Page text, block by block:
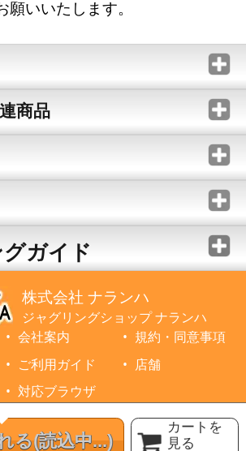
る(読込中...)
カートを
見る
いいたします。
商品
ガイド
株式会社 ナランハ
ジャグリングショップ ナランハ
会社案内
規約・同意事項
ご利用ガイド
店舗
対応ブラウザ
Inc. All Rights Reserved.